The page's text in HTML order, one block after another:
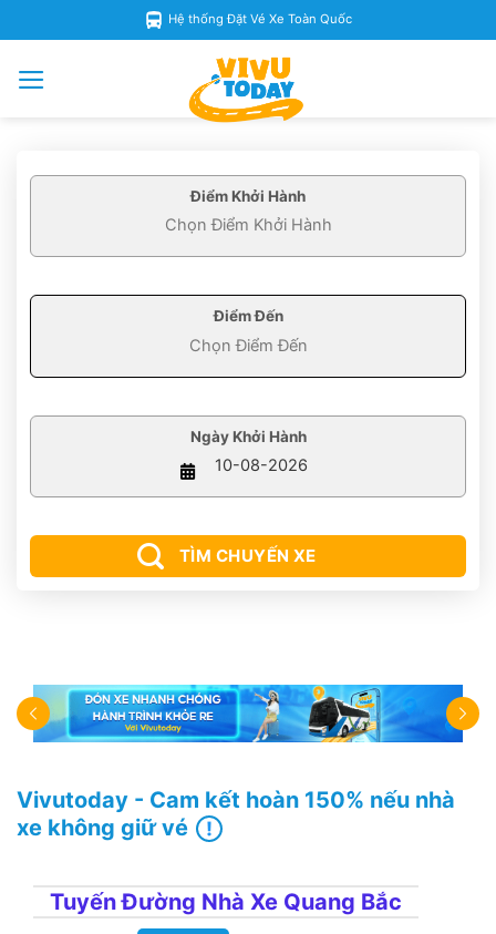
Hệ thống Đặt Vé Xe Toàn Quốc
Điểm Khởi Hành
Điểm Đến
Ngày Khởi Hành
TÌM CHUYẾN XE
Vivutoday - Cam kết hoàn 150% nếu nhà
xe không giữ vé
Tuyến Đường Nhà Xe Quang Bắc